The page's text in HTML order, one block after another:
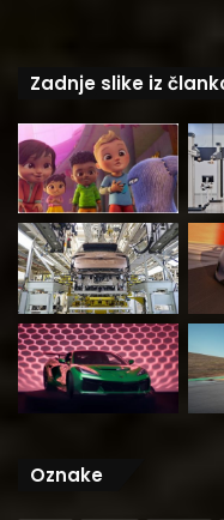
Zadnje slike iz
Oznake